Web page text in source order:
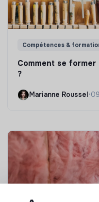
Compétences &
Comment se
?
Marianne Roussel •